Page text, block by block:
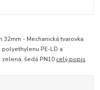
32mm - Mechanická tvarovka
PE-LD a
šedá PN10 celý popis